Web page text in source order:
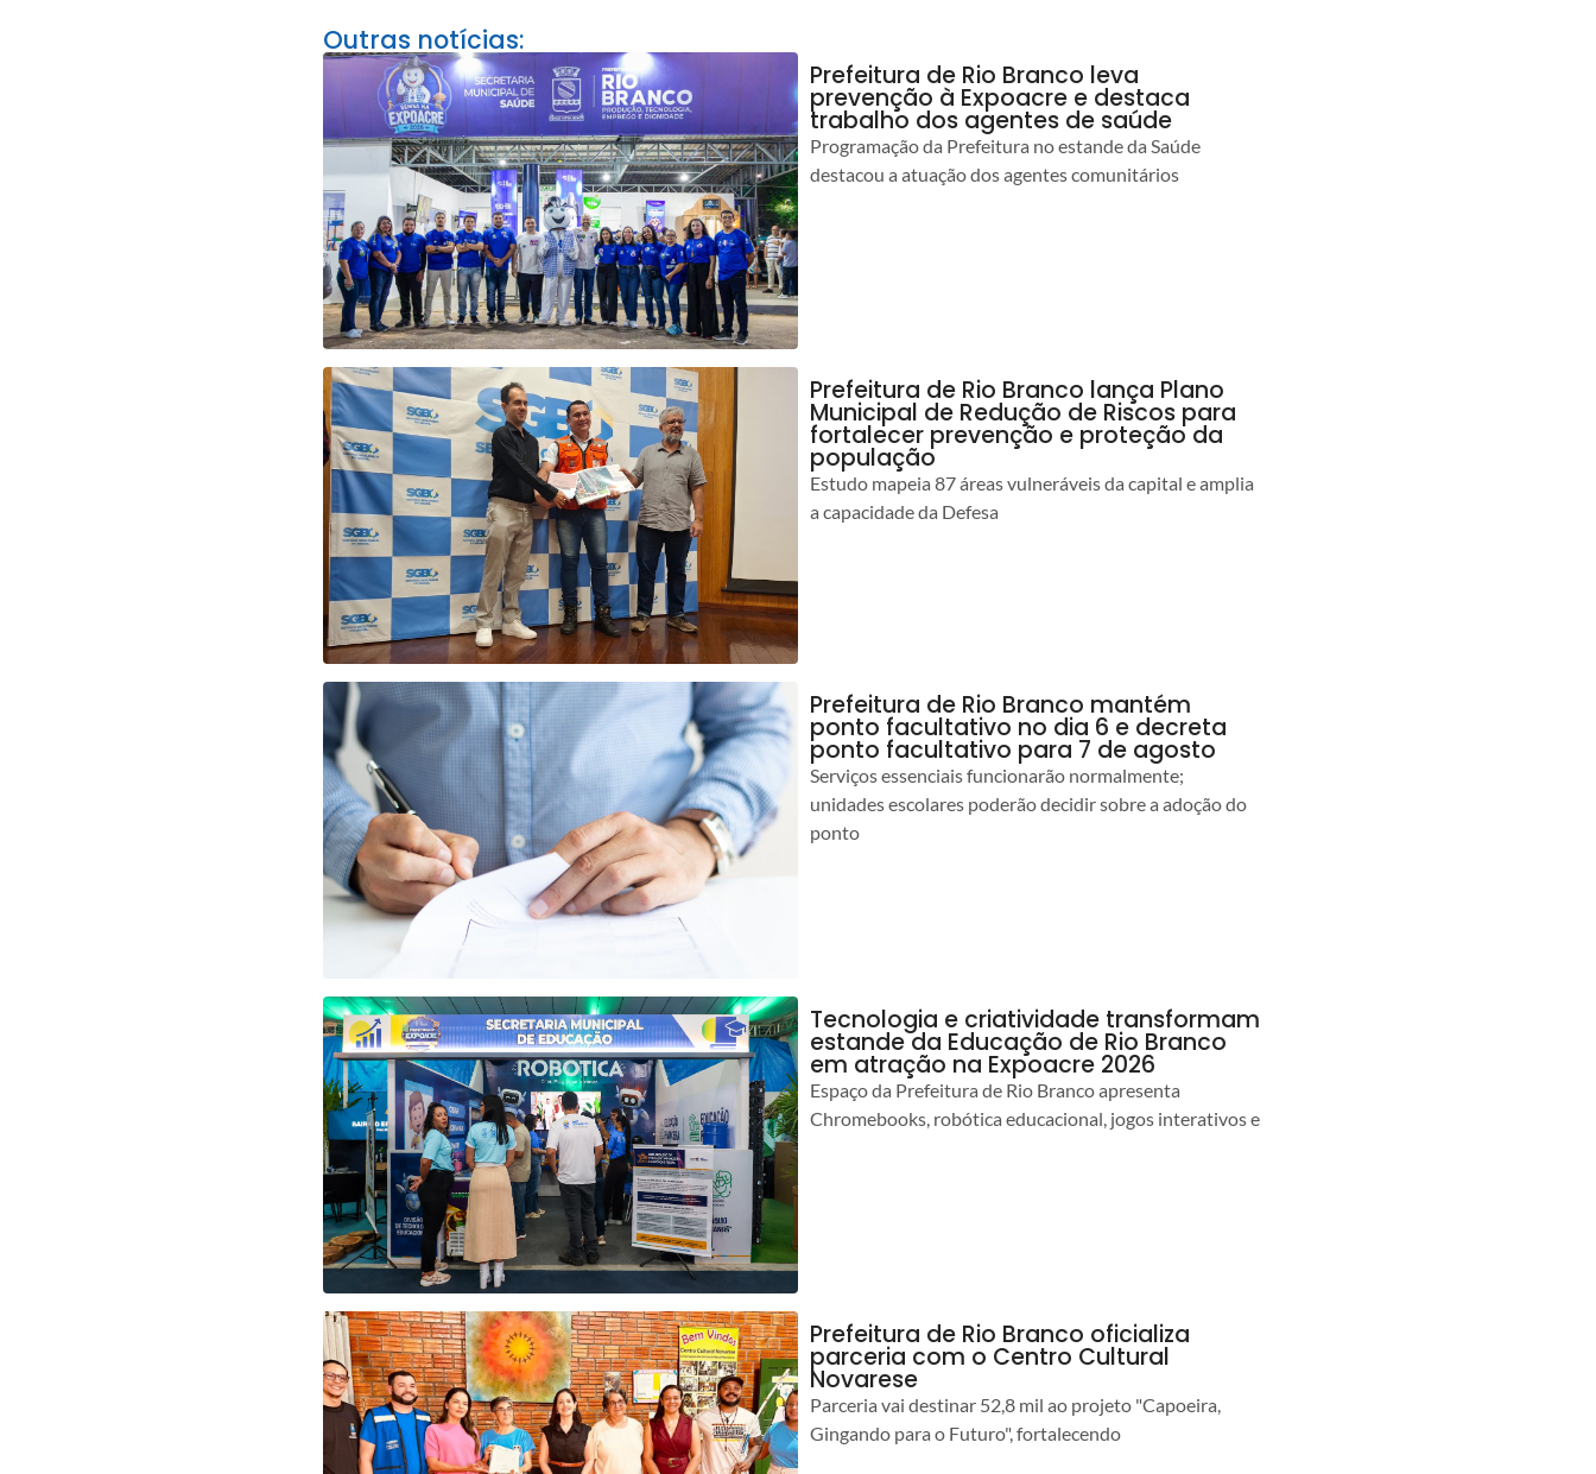
Outras notícias:
Prefeitura de Rio Branco leva
prevenção à Expoacre e destaca
trabalho dos agentes de saúde
Programação da Prefeitura no estande da Saúde
destacou a atuação dos agentes comunitários
Prefeitura de Rio Branco lança Plano
Municipal de Redução de Riscos para
fortalecer prevenção e proteção da
população
Estudo mapeia 87 áreas vulneráveis da capital e amplia
a capacidade da Defesa
Prefeitura de Rio Branco mantém
ponto facultativo no dia 6 e decreta
ponto facultativo para 7 de agosto
Serviços essenciais funcionarão normalmente;
unidades escolares poderão decidir sobre a adoção do
ponto
Tecnologia e criatividade transformam
estande da Educação de Rio Branco
em atração na Expoacre 2026
Espaço da Prefeitura de Rio Branco apresenta
Chromebooks, robótica educacional, jogos interativos e
Prefeitura de Rio Branco oficializa
parceria com o Centro Cultural
Novarese
Parceria vai destinar 52,8 mil ao projeto "Capoeira,
Gingando para o Futuro", fortalecendo